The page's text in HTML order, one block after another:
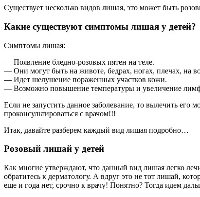
Существует несколько видов лишая, это может быть
Какие существуют симптомы лишая у детей?
Симптомы лишая:
— Появление бледно-розовых пятен на теле.
— Они могут быть на животе, бедрах, ногах, плечах, на
— Идет шелушение пораженных участков кожи.
— Возможно повышение температуры и увеличение
Если не запустить данное заболевание, то вылечить
проконсультироваться с врачом!!!
Итак, давайте разберем каждый вид лишая подробно…
Розовый лишай у детей
Как многие утверждают, что данный вид лишая легко
обратитесь к дерматологу. А вдруг это не тот лишай,
еще и года нет, срочно к врачу! Понятно? Тогда идем